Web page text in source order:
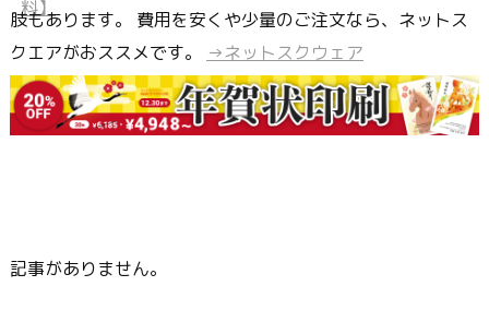
肢もあります。 費用を安くや少量のご注文なら、ネットス
クエアがおススメです。
→ネットスクウェア
記事がありません。